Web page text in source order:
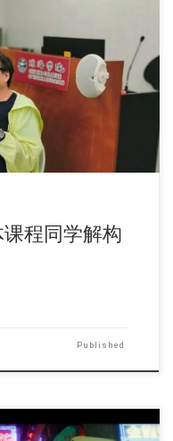
课程同学解构
Published